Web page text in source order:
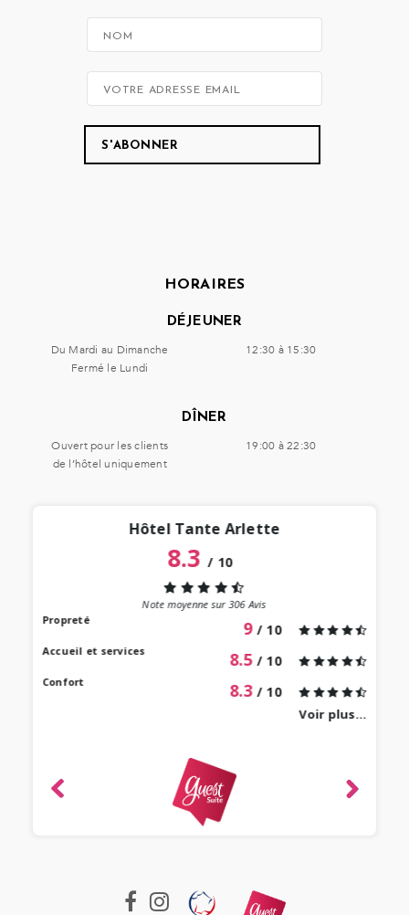
HORAIRES
DÉJEUNER
Du Mardi au Dimanche
Fermé le Lundi
12:30 à 15:30
DÎNER
Ouvert pour les clients
de l’hôtel uniquement
19:00 à 22:30
Hôtel Tante Arlette
8.3/ 10
Note moyenne sur306Avis
Propreté
9 / 10
Accueil et services 8.5 / 10
Confort 8.3 / 10
Voir plus...